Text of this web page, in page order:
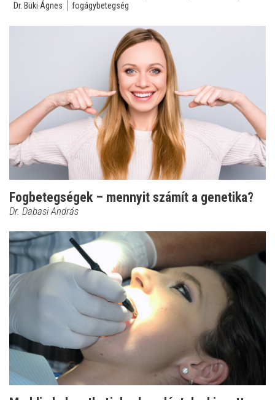
Dr. Büki Ágnes
fogágybetegség
Fogbetegségek – mennyit számít a genetika?
Dr. Dabasi András